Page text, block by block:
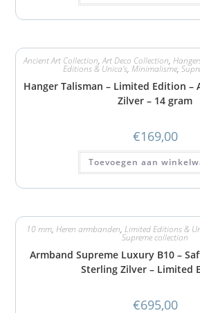
Ancient Art Collection,Art Deco Collection,
Editions & Unica's, Minimalisme,
Hanger Talisman – Limited Edition –
Zilver – 14 gram
€169,00
Toevoegen aan
10 mm, Heren armbanden, Limited Editions &
Supreme collection
Armband Supreme Luxury B10 –
Sterling Zilver – Limited
€695,00